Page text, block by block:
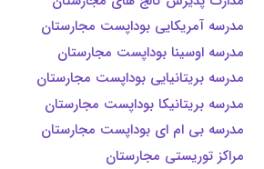
مدرسه آمریکایی بوداپست مجارستان
مدرسه اوسینا بوداپست مجارستان
مدرسه بریتانیایی بوداپست مجارستان
مدرسه بریتانیکا بوداپست مجارستان
مدرسه بی ام ای بوداپست مجارستان
مراکز توریستی مجارستان